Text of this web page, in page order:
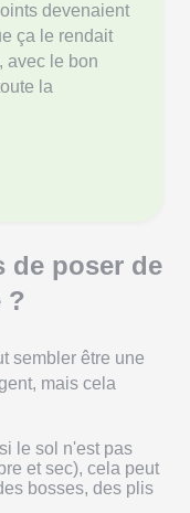
devenaient
ça le rendait
avec le bon
la
de poser de
?
sembler être une
mais cela
si le sol n'est pas
et sec), cela peut
bosses, des plis